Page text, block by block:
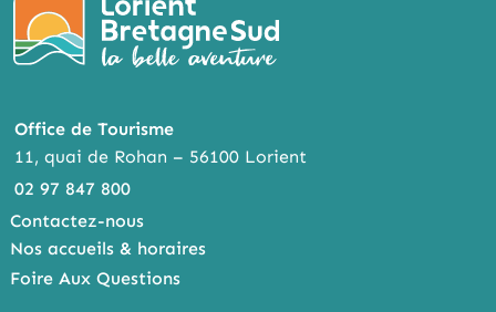
Office de Tourisme
11, quai de Rohan – 56100 Lorient
02 97 847 800
Contactez-nous
Nos accueils & horaires
Foire Aux Questions